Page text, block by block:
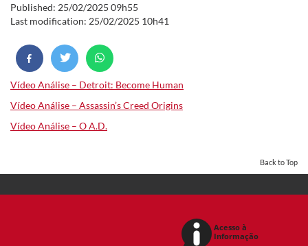
Published: 25/02/2025 09h55
Last modification: 25/02/2025 10h41
Vídeo Análise – Detroit: Become Human
Vídeo Análise – Assassin’s Creed Origins
Vídeo Análise – O A.D.
Back to Top